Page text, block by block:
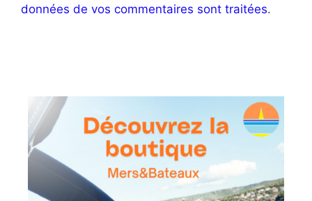
données de vos commentaires sont traitées.